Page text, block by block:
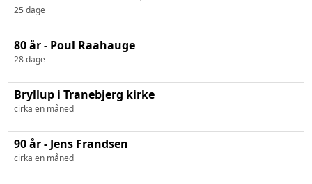
25 dage
80 år - Poul Raahauge
28 dage
Bryllup i Tranebjerg kirke
cirka en måned
90 år - Jens Frandsen
cirka en måned